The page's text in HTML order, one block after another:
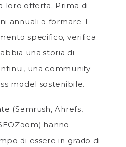
loro offerta. Prima di
annuali o formare il
specifico, verifica
una storia di
una community
model sostenibile.
(Semrush, Ahrefs,
hanno
di essere in grado di